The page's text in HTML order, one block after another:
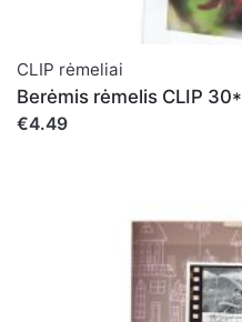
CLIP rėmeliai
Berėmis rėmelis CLIP
€4.49